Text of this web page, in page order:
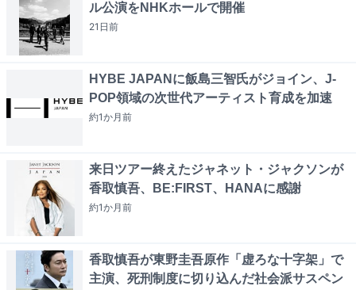
ル公演をNHKホールで開催
21日前
HYBE JAPANに飯島三智氏がジョイン、J-
POP領域の次世代アーティスト育成を加速
約1か月前
来日ツアー終えたジャネット・ジャクソンが
香取慎吾、BE:FIRST、HANAに感謝
約1か月前
香取慎吾が東野圭吾原作「虚ろな十字架」で
主演、死刑制度に切り込んだ社会派サスペン